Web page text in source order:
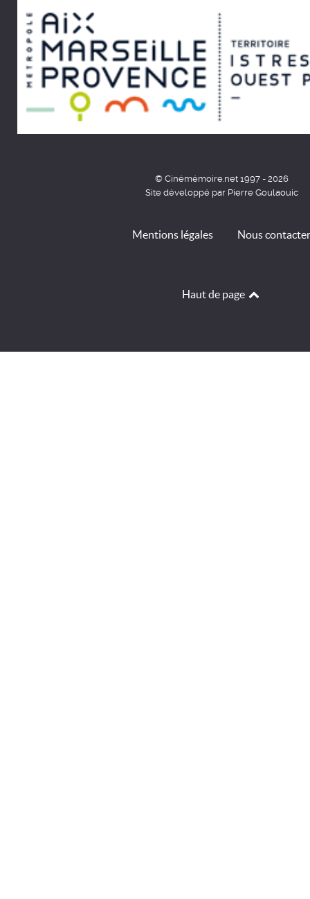
© Cinémémoire.net 1997 - 2026
Site développé par Pierre Goulaouic
Mentions légales Nous contacter
Haut de page